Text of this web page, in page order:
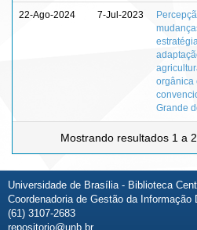
22-Ago-2024 7-Jul-2023
orgânica
Grande
Mostrando resultados 1 a
Universidade de Brasília - Biblioteca
Coordenadoria de Gestão da Informação
(61) 3107-2683
repositorio@unb.br